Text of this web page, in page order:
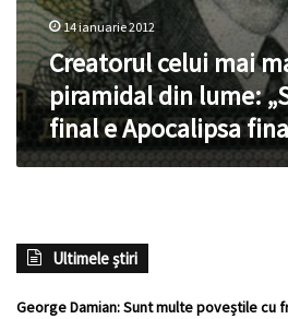
14 ianuarie 2012
Creatorul celui mai
piramidal din lume:
final e Apocalipsa
Ultimele știri
George Damian: Sunt multe poveștile cu